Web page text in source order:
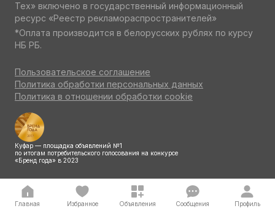
Тех» включено в государственный информационный
ресурс «Реестр рекламораспространителей»
*Оплата производится в белорусских рублях по курсу
НБ РБ.
Пользовательское соглашение
Политика обработки персональных данных
Политика в отношении обработки cookie
Куфар — площадка объявлений №1
по итогам потребительского голосования на конкурсе
«Бренд года» в 2023
Главная Избранное Объявления Сообщения Профиль